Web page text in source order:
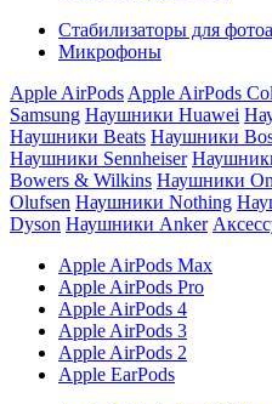
Стабилизаторы для
Микрофоны
Apple AirPods Apple AirPods
Samsung Наушники Huawei
Наушники Beats Наушники
Наушники Sennheiser
Bowers & Wilkins Наушники
Olufsen Наушники Nothing
Dyson Наушники Anker
Apple AirPods Max
Apple AirPods Pro
Apple AirPods 4
Apple AirPods 3
Apple AirPods 2
Apple EarPods